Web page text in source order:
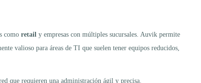
como retail y empresas con múltiples sucursales. Auvik permite
valioso para áreas de TI que suelen tener equipos reducidos,
que requieren una administración ágil y precisa.